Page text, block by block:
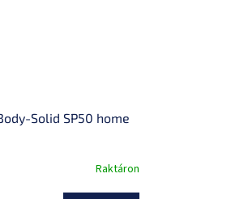
Solid SP50 home
Raktáron